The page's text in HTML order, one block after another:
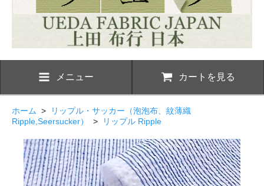
メニュー カートを見る
ホーム >
リップル・サッカー（泡泡布、紋薄織
Ripple,Seersucker）
> リップル Ripple